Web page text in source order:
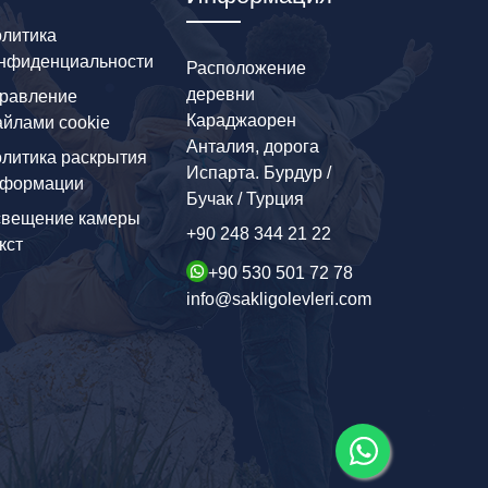
cookie
раскрытия
камеры
Расположение
деревни
Караджаорен
Анталия, дорога
Испарта. Бурдур /
Бучак / Турция
+90 248 344 21 22
+90 530 501 72 78
info@sakligolevleri.com